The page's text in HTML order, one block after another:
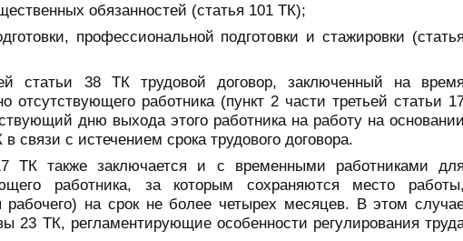
обязанностей (статья 101 ТК);
профессиональной подготовки и стажировки (статья
статьи 38 ТК трудовой договор, заключенный на время
отсутствующего работника (пункт 2 части третьей статьи
дню выхода этого работника на работу на основании
связи с истечением срока трудового договора.
ТК также заключается и с временными работниками для
работника, за которым сохраняются место работы,
на срок не более четырех месяцев. В этом
23 ТК, регламентирующие особенности регулирования